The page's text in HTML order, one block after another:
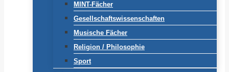
MINT-Fächer
Gesellschaftswissenschaften
Musische Fächer
Religion / Philosophie
Sport